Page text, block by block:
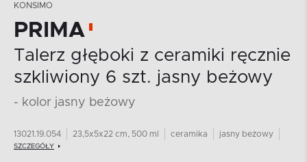
KONSIMO
PRIMA
Talerz głęboki z ceramiki ręcznie
szkliwiony 6 szt. jasny beżowy
- kolor jasny beżowy
13021.19.054 23,5x5x22 cm, 500 ml ceramika jasny beżowy
SZCZEGÓŁY